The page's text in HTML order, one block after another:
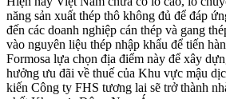
năng sản xuất thép thô không đủ để đáp
đến các doanh nghiệp cán thép và gang
vào nguyên liệu thép nhập khẩu để tiến
Formosa lựa chọn địa điểm này để xây
hưởng ưu đãi về thuế của Khu vực mậu
kiến Công ty FHS tương lai sẽ trở thành